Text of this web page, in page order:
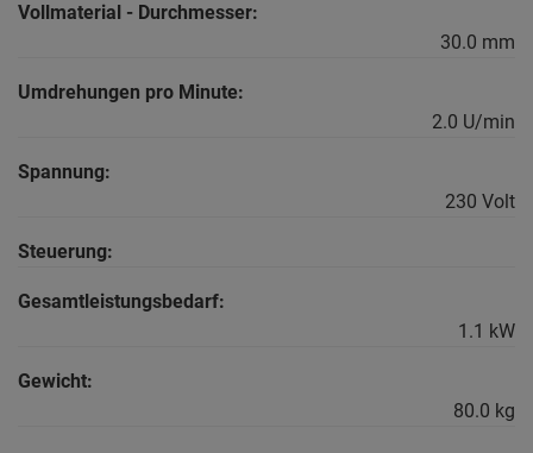
Vollmaterial - Durchmesser:
30.0 mm
Umdrehungen pro Minute:
2.0 U/min
Spannung:
230 Volt
Steuerung:
Gesamtleistungsbedarf:
1.1 kW
Gewicht:
80.0 kg